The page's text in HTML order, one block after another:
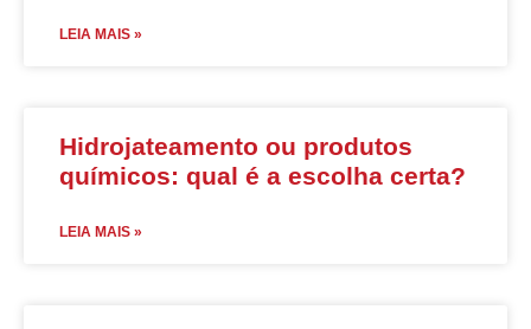
LEIA MAIS »
Hidrojateamento ou produtos
químicos: qual é a escolha certa?
LEIA MAIS »